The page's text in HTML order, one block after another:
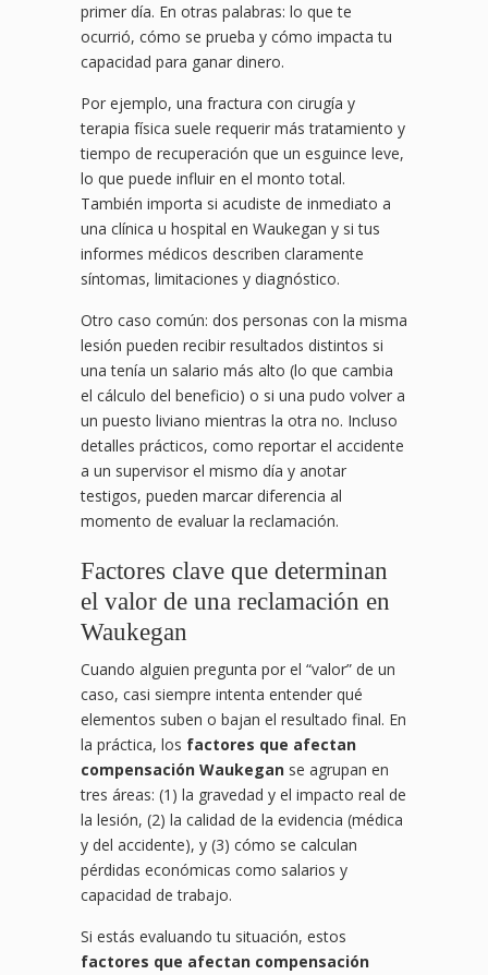
primer día. En otras palabras: lo que te
ocurrió, cómo se prueba y cómo impacta tu
capacidad para ganar dinero.
Por ejemplo, una fractura con cirugía y
terapia física suele requerir más tratamiento y
tiempo de recuperación que un esguince leve,
lo que puede influir en el monto total.
También importa si acudiste de inmediato a
una clínica u hospital en Waukegan y si tus
informes médicos describen claramente
síntomas, limitaciones y diagnóstico.
Otro caso común: dos personas con la misma
lesión pueden recibir resultados distintos si
una tenía un salario más alto (lo que cambia
el cálculo del beneficio) o si una pudo volver a
un puesto liviano mientras la otra no. Incluso
detalles prácticos, como reportar el accidente
a un supervisor el mismo día y anotar
testigos, pueden marcar diferencia al
momento de evaluar la reclamación.
Factores clave que determinan
el valor de una reclamación en
Waukegan
Cuando alguien pregunta por el “valor” de un
caso, casi siempre intenta entender qué
elementos suben o bajan el resultado final. En
la práctica, los factores que afectan
compensación Waukegan se agrupan en
tres áreas: (1) la gravedad y el impacto real de
la lesión, (2) la calidad de la evidencia (médica
y del accidente), y (3) cómo se calculan
pérdidas económicas como salarios y
capacidad de trabajo.
Si estás evaluando tu situación, estos
factores que afectan compensación